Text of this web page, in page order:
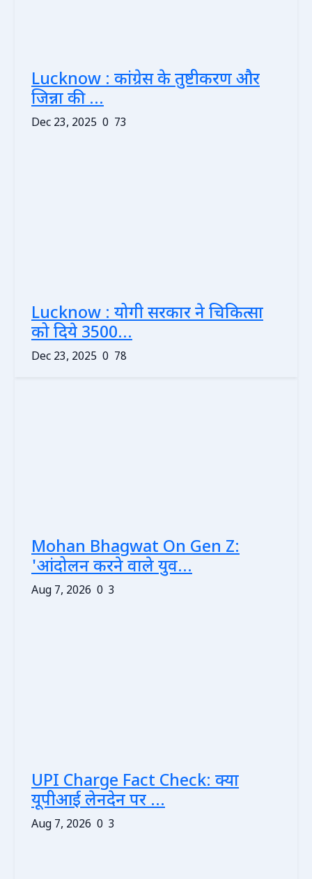
Lucknow : कांग्रेस के तुष्टीकरण और
जिन्ना की ...
Dec 23, 2025 0 73
Lucknow : योगी सरकार ने चिकित्सा
को दिये 3500...
Dec 23, 2025 0 78
Mohan Bhagwat On Gen Z:
'आंदोलन करने वाले युव...
Aug 7, 2026 0 3
UPI Charge Fact Check: क्या
यूपीआई लेनदेन पर ...
Aug 7, 2026 0 3